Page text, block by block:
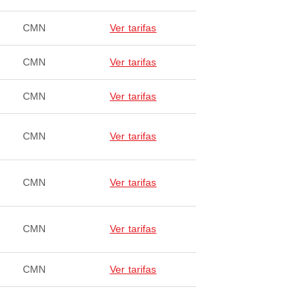
CMN Ver tarifas
CMN Ver tarifas
CMN Ver tarifas
CMN Ver tarifas
CMN Ver tarifas
CMN Ver tarifas
CMN Ver tarifas